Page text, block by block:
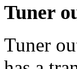
Tuner
Tuner